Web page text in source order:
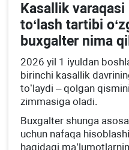
Kasallik varaqasi
toʻlash tartibi
buхgalter nima
2026 yil 1 iyuldan
birinchi kasallik
toʻlaydi – qolgan
zimmasiga oladi.
Buхgalter shunga
uchun nafaqa
haqidagi